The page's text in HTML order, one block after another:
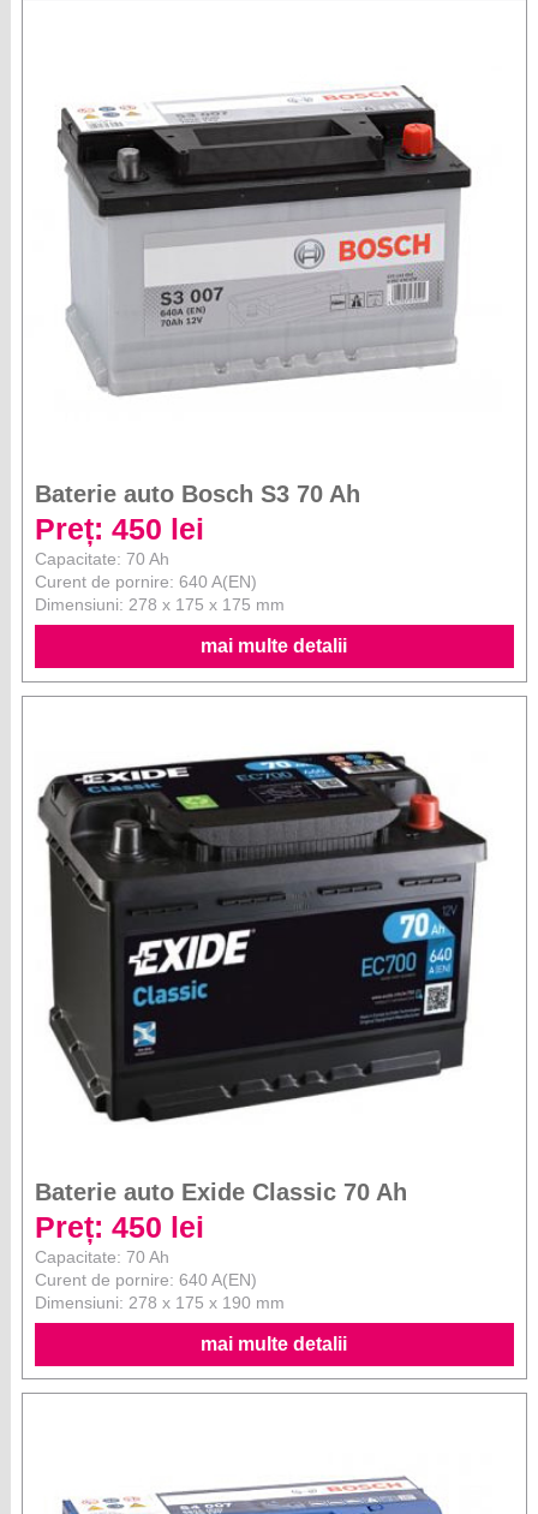
Baterie auto Bosch S3 70 Ah
Preț: 450 lei
Capacitate: 70 Ah
Curent de pornire: 640 A(EN)
Dimensiuni: 278 x 175 x 175 mm
mai multe detalii
Baterie auto Exide Classic 70 Ah
Preț: 450 lei
Capacitate: 70 Ah
Curent de pornire: 640 A(EN)
Dimensiuni: 278 x 175 x 190 mm
mai multe detalii